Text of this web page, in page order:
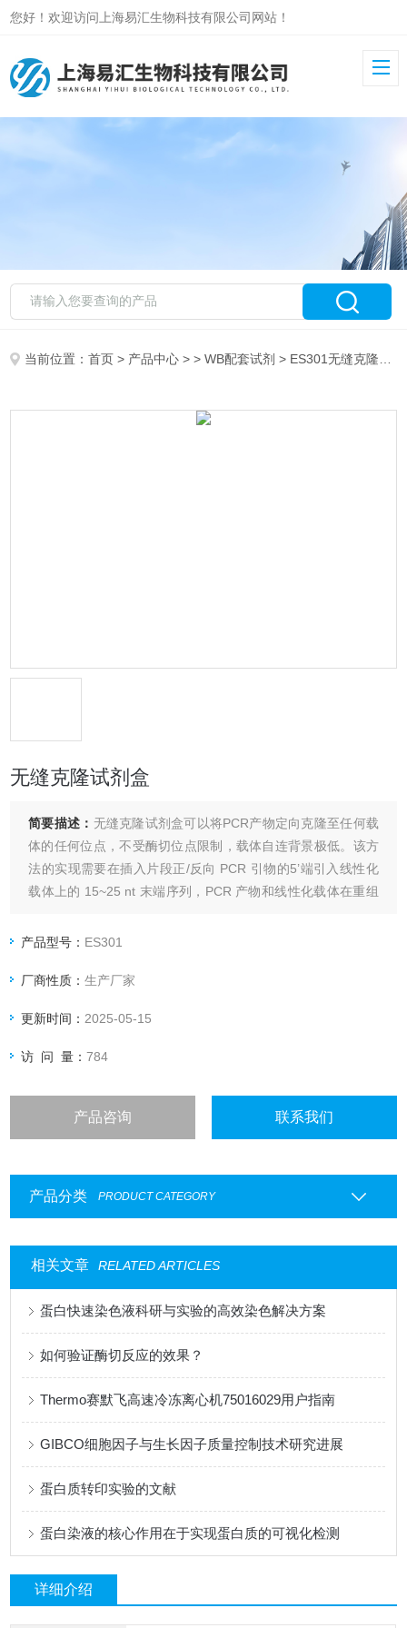
您好！欢迎访问上海易汇生物科技有限公司网站！
当前位置：首页 > 产品中心 > >WB配套试剂 > ES301无缝克隆试剂盒
无缝克隆试剂盒
简要描述： 无缝克隆试剂盒可以将PCR产物定向克隆至任何载
体的任何位点，不受酶切位点限制，载体自连背景极低。该方
法的实现需要在插入片段正/反向 PCR 引物的5’端引入线性化
载体上的 15~25 nt 末端序列，PCR 产物和线性化载体在重组
隆。2×Uniclone Seamless Cloning Mix 中添加了重组增强因
产品型号： ES301
厂商性质：生产厂家
更新时间： 2025-05-15
访 问 量：784
产品咨询 联系我们
产品分类 PRODUCT CATEGORY
相关文章 RELATED ARTICLES
蛋白快速染色液科研与实验的高效染色解决方案
如何验证酶切反应的效果？
Thermo赛默飞高速冷冻离心机75016029用户指南
GIBCO细胞因子与生长因子质量控制技术研究进展
蛋白质转印实验的文献
蛋白染液的核心作用在于实现蛋白质的可视化检测
详细介绍